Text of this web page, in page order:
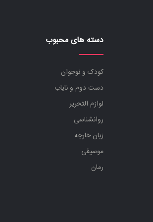
دسته های محبوب
کودک و نوجوان
دست دوم و نایاب
لوازم التحریر
روانشناسی
زبان خارجه
موسیقی
رمان